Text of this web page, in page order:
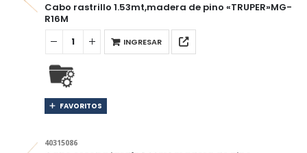
Cabo rastrillo 1.53mt,madera de pino «TRUPER»MG-
R16M
INGRESAR
FAVORITOS
40315086